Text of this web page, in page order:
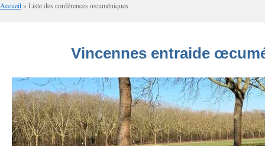
Accueil»Liste des conférences œcuméniques
Vincennes entraide